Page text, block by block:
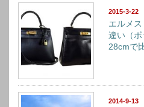
2015-3-22
エルメ
違い（
28cmで
2014-9-13